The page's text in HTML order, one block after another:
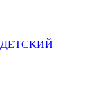
ДЕТСКИЙ